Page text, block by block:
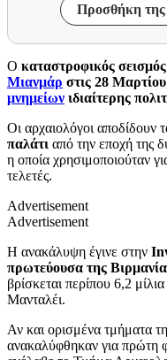
Προσθήκη
Ο καταστροφικός
Μιανμάρ στις 28 Μαρτίου
μνημείων ιδιαίτερης
Οι αρχαιολόγοι αποδίδουν
παλάτι από την εποχή της
η οποία χρησιμοποιούταν
τελετές.
Advertisement
Advertisement
Η ανακάλυψη έγινε στην
πρωτεύουσα της
βρίσκεται περίπου 6,2
Μανταλέι.
Αν και ορισμένα τμήματα
ανακαλύφθηκαν για πρώτη